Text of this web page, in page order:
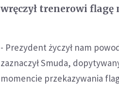
wręczył trenerowi flagę
- Prezydent życzył nam
zaznaczył Smuda,
momencie przekazywania